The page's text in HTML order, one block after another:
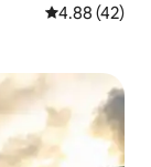
平均评分
4.88 (42)